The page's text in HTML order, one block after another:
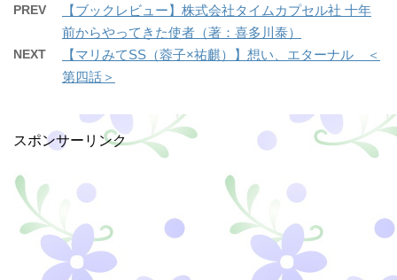
PREV
【ブックレビュー】株式会社タイムカプセル社 十年
前からやってきた使者（著：喜多川泰）
NEXT
【マリみてSS（蓉子×祐麒）】想い、エターナル ＜
第四話＞
スポンサーリンク